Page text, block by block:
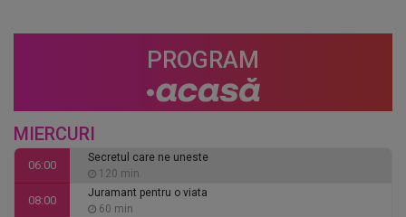
PROGRAM
MIERCURI
06:00
Secretul care ne uneste
120 min
08:00
Juramant pentru o viata
60 min